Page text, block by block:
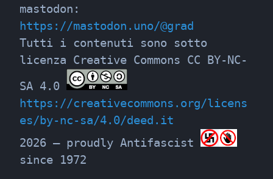
https://mastodon.uno/@grad
Tutti i contenuti sono sotto
licenza Creative Commons CC BY-NC-
SA 4.0
https://creativecommons.org/licens
es/by-nc-sa/4.0/deed.it
2026 – proudly Antifascist
since 1972